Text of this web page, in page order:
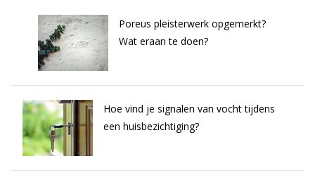
Poreus pleisterwerk opgemerkt?
Wat eraan te doen?
Hoe vind je signalen van vocht tijdens
een huisbezichtiging?